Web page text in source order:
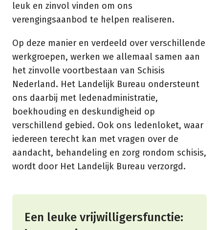
leuk en zinvol vinden om ons
verengingsaanbod te helpen realiseren.
Op deze manier en verdeeld over verschillende
werkgroepen, werken we allemaal samen aan
het zinvolle voortbestaan van Schisis
Nederland. Het Landelijk Bureau ondersteunt
ons daarbij met ledenadministratie,
boekhouding en deskundigheid op
verschillend gebied. Ook ons ledenloket, waar
iedereen terecht kan met vragen over de
aandacht, behandeling en zorg rondom schisis,
wordt door Het Landelijk Bureau verzorgd.
Een leuke vrijwilligersfunctie: